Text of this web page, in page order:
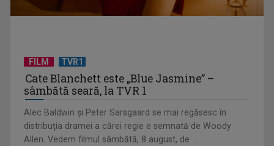
„E cool să fii cult!”, în curând la TVR 1 și TVR 2
FILM TVR1
Cate Blanchett este „Blue Jasmine” –
sâmbătă seară, la TVR 1
Alec Baldwin şi Peter Sarsgaard se mai regăsesc în
distribuţia dramei a cărei regie e semnată de Woody
Allen. Vedem filmul sâmbătă, 8 august, de ...